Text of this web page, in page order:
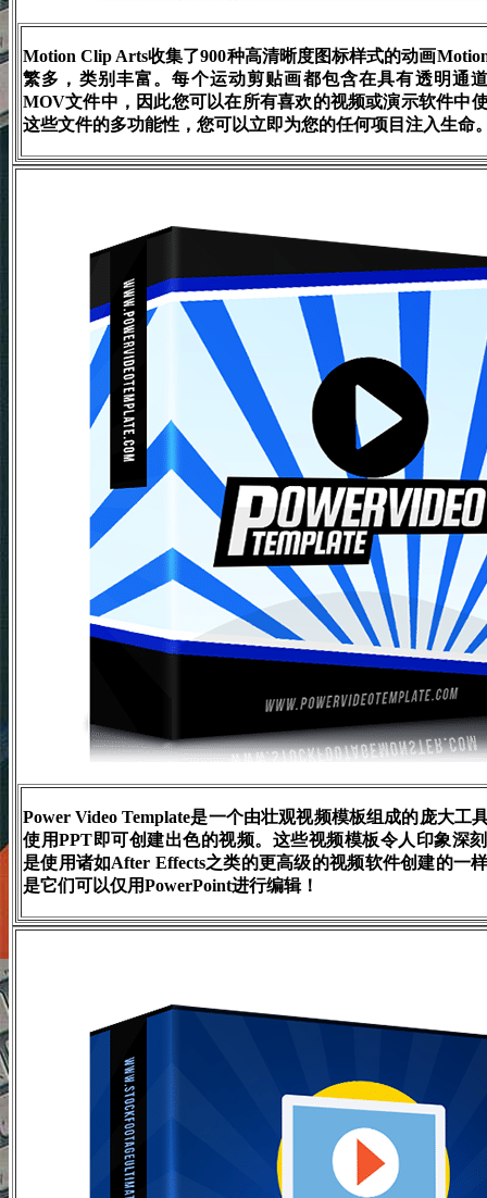
Motion Clip Arts收集了900种高清晰度图标样式的动画
繁多，类别丰富。每个运动剪贴画都包含在具有透明通
MOV文件中，因此您可以在所有喜欢的视频或演示软件中
这些文件的多功能性，您可以立即为您的任何项目注入生命
Power Video Template是一个由壮观视频模板组成的庞大工
使用PPT即可创建出色的视频。这些视频模板令人印象深
是使用诸如After Effects之类的更高级的视频软件创建的一
是它们可以仅用PowerPoint进行编辑！